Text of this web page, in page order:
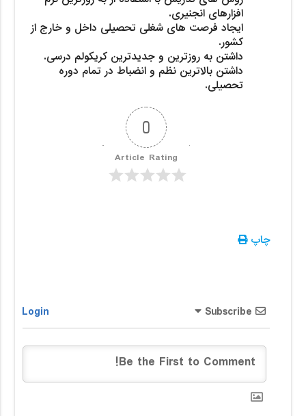
افزارهای انجنیری.
ایجاد فرصت های شغلی تحصیلی داخل و خارج از
کشور.
داشتن به روزترین و جدیدترین کریکولم درسی.
داشتن بالاترین نظم و انضباط در تمام دوره
تحصیلی.
0
Article Rating
چاپ
Subscribe